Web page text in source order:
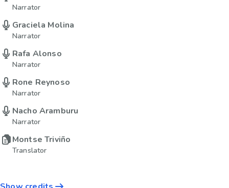
Narrator
Graciela Molina
Narrator
Rafa Alonso
Narrator
Rone Reynoso
Narrator
Nacho Aramburu
Narrator
Montse Triviño
Translator